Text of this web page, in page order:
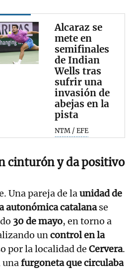
Alcaraz se
mete en
semifinales
de Indian
Wells tras
sufrir una
invasión de
abejas en la
pista
NTM / EFE
cinturón y da positivo
Una pareja de launidad de
autonómica catalanase
30 de mayo, en torno a
uncontrol en la
por la localidad de Cervera.
unafurgoneta que circulaba